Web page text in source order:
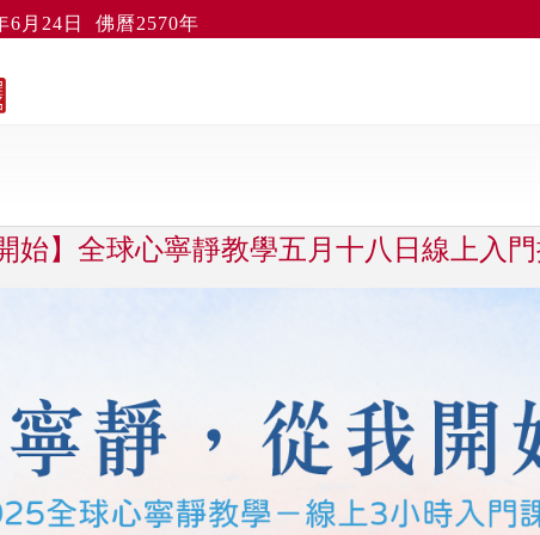
6月24日 佛曆2570年
始】全球心寧靜教學五月十八日線上入